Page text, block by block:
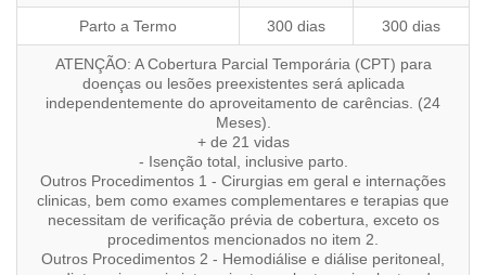
Parto a Termo 300 dias 300 dias
ATENÇÃO: A Cobertura Parcial Temporária (CPT) para
doenças ou lesões preexistentes será aplicada
independentemente do aproveitamento de carências. (24
Meses).
+ de 21 vidas
- Isenção total, inclusive parto.
Outros Procedimentos 1 - Cirurgias em geral e internações
clinicas, bem como exames complementares e terapias que
necessitam de verificação prévia de cobertura, exceto os
procedimentos mencionados no item 2.
Outros Procedimentos 2 - Hemodiálise e diálise peritoneal,